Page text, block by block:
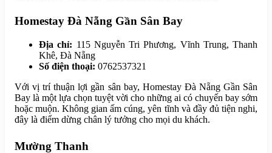
Homestay Đà Nẵng Gần Sân Bay
Địa chỉ: 115 Nguyễn Tri Phương, Vĩnh Trung, Thanh
Khê, Đà Nẵng
Số điện thoại: 0762537321
Với vị trí thuận lợi gần sân bay, Homestay Đà Nẵng Gần Sân
Bay là một lựa chọn tuyệt vời cho những ai có chuyến bay sớm
hoặc muộn. Không gian ấm cúng, yên tĩnh và đầy đủ tiện nghi,
đây là điểm dừng chân lý tưởng cho mọi du khách.
Mường Thanh